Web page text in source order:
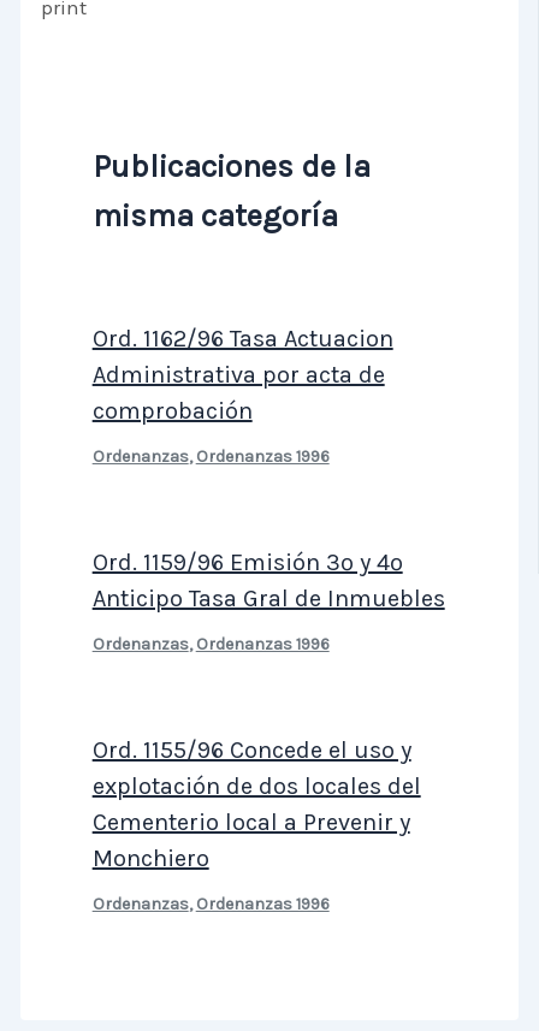
print
Publicaciones de la
misma categoría
Ord. 1162/96 Tasa Actuacion
Administrativa por acta de
comprobación
Ordenanzas,Ordenanzas 1996
Ord. 1159/96 Emisión 3º y 4º
Anticipo Tasa Gral de Inmuebles
Ordenanzas,Ordenanzas 1996
Ord. 1155/96 Concede el uso y
explotación de dos locales del
Cementerio local a Prevenir y
Monchiero
Ordenanzas,Ordenanzas 1996